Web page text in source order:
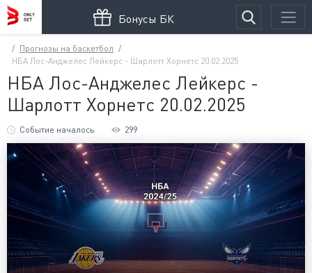
Бонусы БК
Прогнозы на баскетбол
НБА Лос-Анджелес Лейкерс - Шарлотт Хорнетс 20.02.2025
НБА Лос-Анджелес Лейкерс -
Шарлотт Хорнетс 20.02.2025
Событие началось 299